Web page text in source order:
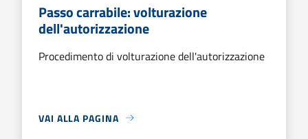
Passo carrabile: volturazione
dell'autorizzazione
Procedimento di volturazione dell'autorizzazione
VAI ALLA PAGINA